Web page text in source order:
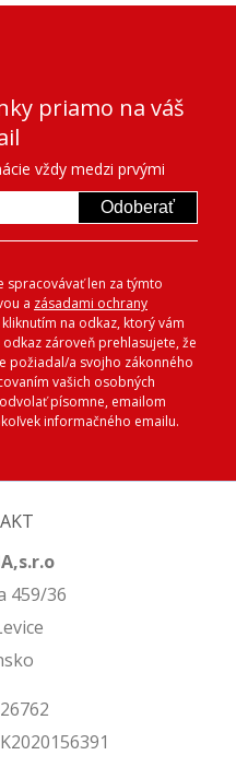
priamo na váš
vždy medzi prvými
Odoberať
spracovávať len za týmto
a zásadami ochrany
na odkaz, ktorý vám
zároveň prehlasujete, že
požiadal/a svojho zákonného
vašich osobných
písomne, emailom
informačného emailu.
459/36